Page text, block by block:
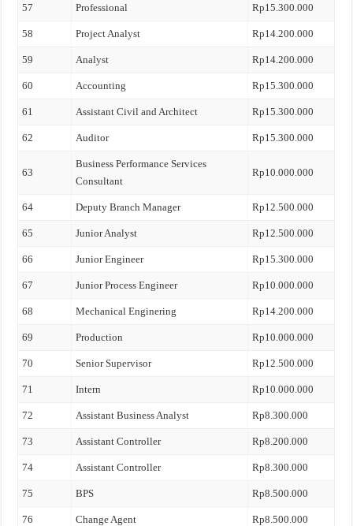
57 Professional Rp15.300.000
58 Project Analyst Rp14.200.000
59 Analyst Rp14.200.000
60 Accounting Rp15.300.000
61 Assistant Civil and Architect Rp15.300.000
62 Auditor Rp15.300.000
63
Business Performance Services
Consultant
Rp10.000.000
64 Deputy Branch Manager Rp12.500.000
65 Junior Analyst Rp12.500.000
66 Junior Engineer Rp15.300.000
67 Junior Process Engineer Rp10.000.000
68 Mechanical Enginering Rp14.200.000
69 Production Rp10.000.000
70 Senior Supervisor Rp12.500.000
71 Intern Rp10.000.000
72 Assistant Business Analyst Rp8.300.000
73 Assistant Controller Rp8.200.000
74 Assistant Controller Rp8.300.000
75 BPS Rp8.500.000
76 Change Agent Rp8.500.000